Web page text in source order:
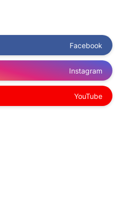
Facebook
Instagram
YouTube